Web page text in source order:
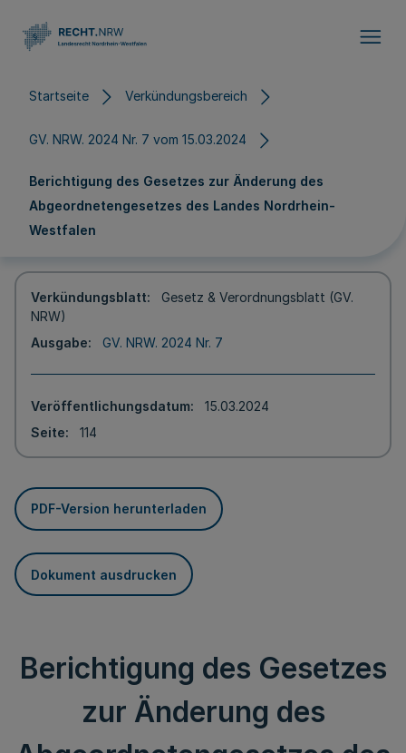
Startseite Verkündungsbereich
GV. NRW. 2024 Nr. 7 vom 15.03.2024
Berichtigung des Gesetzes zur Änderung des
Abgeordnetengesetzes des Landes Nordrhein-
Westfalen
Verkündungsblatt
Gesetz & Verordnungsblatt (GV.
NRW)
Ausgabe
GV. NRW. 2024 Nr. 7
Veröffentlichungsdatum
15.03.2024
Seite
114
PDF-Version herunterladen
Dokument ausdrucken
Berichtigung des Gesetzes
zur Änderung des